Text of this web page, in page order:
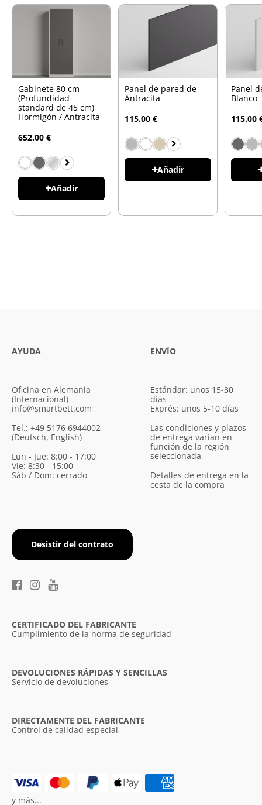
Gabinete 80 cm
(Profundidad
standard de 45 cm)
Hormigón / Antracita
652.00 €
Añadir
Panel de pared de
Antracita
115.00 €
Añadir
Panel
Blanco
115.00
AYUDA
Oficina en Alemania
(Internacional)
info@smartbett.com
Tel.: +49 5176 6944002
(Deutsch, English)
Lun - Jue: 8:00 - 17:00
Vie: 8:30 - 15:00
Sáb / Dom: cerrado
Desistir del contrato
ENVÍO
Estándar: unos 15-30
días
Exprés: unos 5-10 días
Las condiciones y plazos
de entrega varían en
función de la región
seleccionada
Detalles de entrega en la
cesta de la compra
CERTIFICADO DEL FABRICANTE
Cumplimiento de la norma de seguridad
DEVOLUCIONES RÁPIDAS Y SENCILLAS
Servicio de devoluciones
DIRECTAMENTE DEL FABRICANTE
Control de calidad especial
y más...